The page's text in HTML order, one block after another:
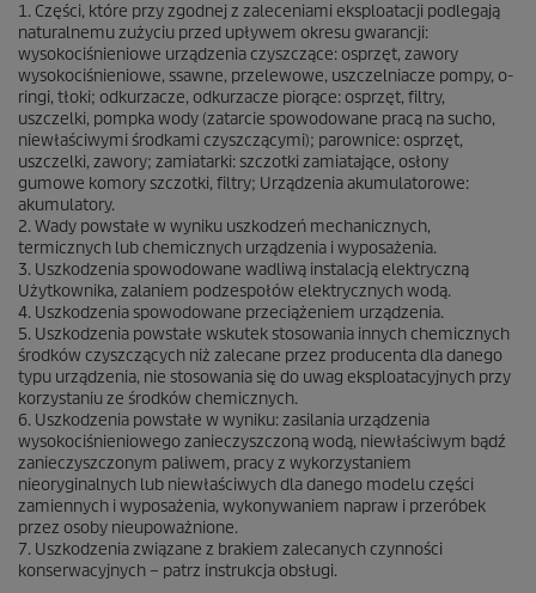
1. Części, które przy zgodnej z zaleceniami eksploatacji podlegają
naturalnemu zużyciu przed upływem okresu gwarancji:
wysokociśnieniowe urządzenia czyszczące: osprzęt, zawory
wysokociśnieniowe, ssawne, przelewowe, uszczelniacze pompy, o-
ringi, tłoki; odkurzacze, odkurzacze piorące: osprzęt, filtry,
uszczelki, pompka wody (zatarcie spowodowane pracą na sucho,
niewłaściwymi środkami czyszczącymi); parownice: osprzęt,
uszczelki, zawory; zamiatarki: szczotki zamiatające, osłony
gumowe komory szczotki, filtry; Urządzenia akumulatorowe:
akumulatory.
2. Wady powstałe w wyniku uszkodzeń mechanicznych,
termicznych lub chemicznych urządzenia i wyposażenia.
3. Uszkodzenia spowodowane wadliwą instalacją elektryczną
Użytkownika, zalaniem podzespołów elektrycznych wodą.
4. Uszkodzenia spowodowane przeciążeniem urządzenia.
5. Uszkodzenia powstałe wskutek stosowania innych chemicznych
środków czyszczących niż zalecane przez producenta dla danego
typu urządzenia, nie stosowania się do uwag eksploatacyjnych przy
korzystaniu ze środków chemicznych.
6. Uszkodzenia powstałe w wyniku: zasilania urządzenia
wysokociśnieniowego zanieczyszczoną wodą, niewłaściwym bądź
zanieczyszczonym paliwem, pracy z wykorzystaniem
nieoryginalnych lub niewłaściwych dla danego modelu części
zamiennych i wyposażenia, wykonywaniem napraw i przeróbek
przez osoby nieupoważnione.
7. Uszkodzenia związane z brakiem zalecanych czynności
konserwacyjnych – patrz instrukcja obsługi.